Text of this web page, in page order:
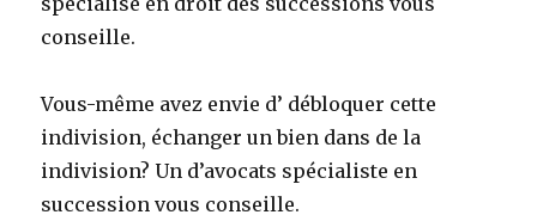
conseille.
Vous-même avez envie d’ débloquer cette
indivision, échanger un bien dans de la
indivision? Un d’avocats spécialiste en
succession vous conseille.